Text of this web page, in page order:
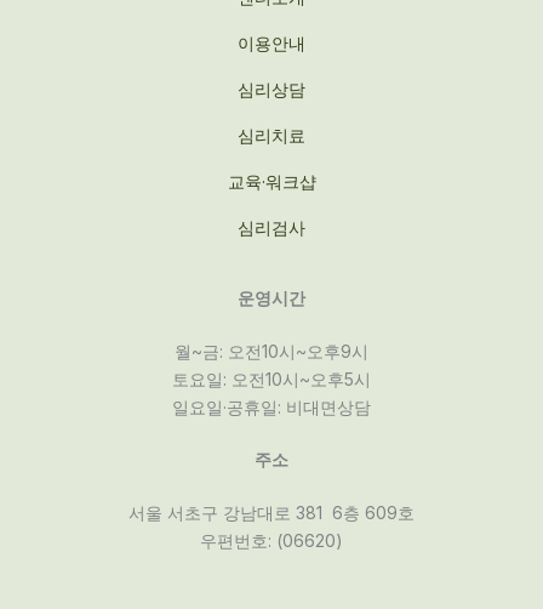
이용안내
심리상담
심리치료
교육·워크샵
심리검사
운영시간
월~금: 오전10시~오후9시
토요일: 오전10시~오후5시
일요일·공휴일: 비대면상담
주소
서울 서초구 강남대로 381 6층 609호
우편번호: (06620)